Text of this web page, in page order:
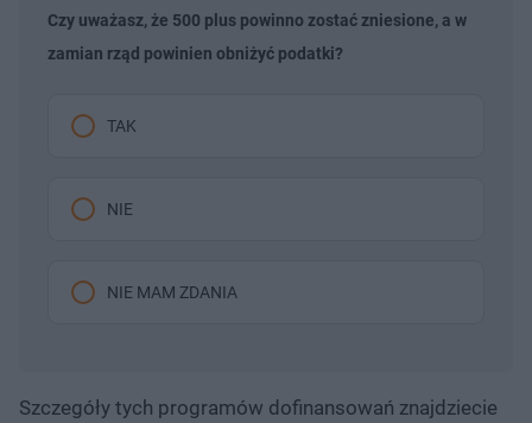
Czy uważasz, że 500 plus powinno zostać zniesione, a w
zamian rząd powinien obniżyć podatki?
TAK
NIE
NIE MAM ZDANIA
Szczegóły tych programów dofinansowań znajdziecie